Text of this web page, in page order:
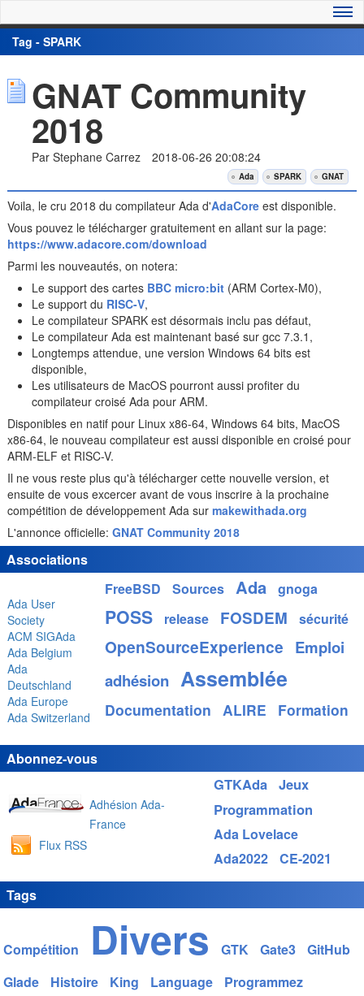
Tag - SPARK
GNAT Community
2018
Par Stephane Carrez 2018-06-26 20:08:24
GNAT
SPARK
Ada
Voila, le cru 2018 du compilateur Ada d'AdaCoreest disponible.
Vous pouvez le télécharger gratuitement en allant sur la page:
https://www.adacore.com/download
Parmi les nouveautés, on notera:
Le support des cartes BBC micro:bit(ARM Cortex-M0),
Le support du RISC-V,
Le compilateur SPARK est désormais inclu pas défaut,
Le compilateur Ada est maintenant basé sur gcc 7.3.1,
Longtemps attendue, une version Windows 64 bits est
disponible,
Les utilisateurs de MacOS pourront aussi profiter du
compilateur croisé Ada pour ARM.
Disponibles en natif pour Linux x86-64, Windows 64 bits, MacOS
x86-64, le nouveau compilateur est aussi disponible en croisé pour
ARM-ELF et RISC-V.
Il ne vous reste plus qu'à télécharger cette nouvelle version, et
ensuite de vous excercer avant de vous inscrire à la prochaine
compétition de développement Ada sur makewithada.org
L'annonce officielle: GNAT Community 2018
Associations
Ada User
Society
ACM SIGAda
Ada Belgium
Ada
Deutschland
Ada Europe
Ada Switzerland
Abonnez-vous
Adhésion Ada-
France
Flux RSS
Tags
FreeBSD Sources Ada gnoga
POSS release FOSDEM sécurité
OpenSourceExperience Emploi
adhésion Assemblée
Documentation ALIRE Formation
GTKAda Jeux
Programmation
Ada Lovelace
Ada2022
CE-2021
Compétition Divers GTK Gate3
GitHub
Glade
Histoire King Language Programmez